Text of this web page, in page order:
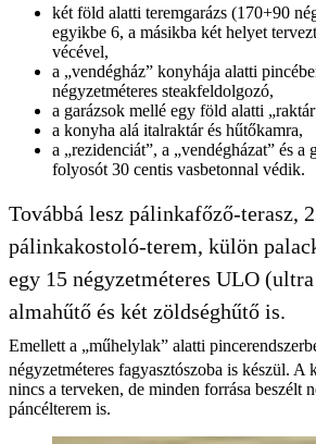
két föld alatti teremgarázs (170+90
egyikbe 6, a másikba két helyet
vécével,
a „vendégház” konyhája alatti
négyzetméteres steakfeldolgozó,
a garázsok mellé egy föld alatti
a konyha alá italraktár és hűtőkamra,
a „rezidenciát”, a „vendégházat” és a
folyosót 30 centis vasbetonnal védik.
Továbbá lesz pálinkafőző-terasz,
pálinkakostoló-terem, külön
egy 15 négyzetméteres ULO
almahűtő és két zöldséghűtő is.
Emellett a „műhelylak” alatti
négyzetméteres fagyasztószoba is készül. A
nincs a terveken, de minden forrása beszélt
páncélterem is.